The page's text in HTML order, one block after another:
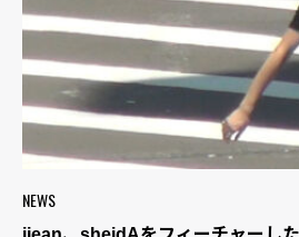
NEWS